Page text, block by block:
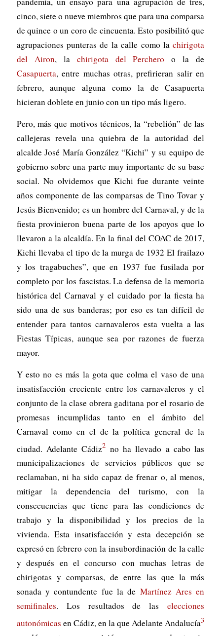
cinco, siete o nueve miembros que para una comparsa
de quince o un coro de cincuenta. Esto posibilitó que
agrupaciones punteras de la calle como lachirigota
del Airon, la chirigota del Perchero o la de
Casapuerta, entre muchas otras, prefirieran salir en
febrero, aunque alguna como la de Casapuerta
hicieran doblete en junio con un tipo más ligero.
Pero, más que motivos técnicos, la “rebelión” de las
callejeras revela una quiebra de la autoridad del
alcalde José María González “Kichi” y su equipo de
gobierno sobre una parte muy importante de su base
social. No olvidemos que Kichi fue durante veinte
años componente de las comparsas de Tino Tovar y
Jesús Bienvenido; es un hombre del Carnaval, y de la
fiesta provinieron buena parte de los apoyos que lo
llevaron a la alcaldía. En la final del COAC de 2017,
Kichi llevaba el tipo de la murga de 1932 El frailazo
y los tragabuches”, que en 1937 fue fusilada por
completo por los fascistas. La defensa de la memoria
histórica del Carnaval y el cuidado por la fiesta ha
sido una de sus banderas; por eso es tan difícil de
entender para tantos carnavaleros esta vuelta a las
Fiestas Típicas, aunque sea por razones de fuerza
mayor.
Y esto no es más la gota que colma el vaso de una
insatisfacción creciente entre los carnavaleros y el
conjunto de la clase obrera gaditana por el rosario de
promesas incumplidas tanto en el ámbito del
Carnaval como en el de la política general de la
ciudad. Adelante Cádiz2 no ha llevado a cabo las
municipalizaciones de servicios públicos que se
reclamaban, ni ha sido capaz de frenar o, al menos,
mitigar la dependencia del turismo, con la
consecuencias que tiene para las condiciones de
trabajo y la disponibilidad y los precios de la
vivienda. Esta insatisfacción y esta decepción se
expresó en febrero con la insubordinación de la calle
y después en el concurso con muchas letras de
chirigotas y comparsas, de entre las que la más
sonada y contundente fue la de Martínez Ares en
semifinales. Los resultados de laselecciones
autonómicas en Cádiz, en la que Adelante Andalucía3